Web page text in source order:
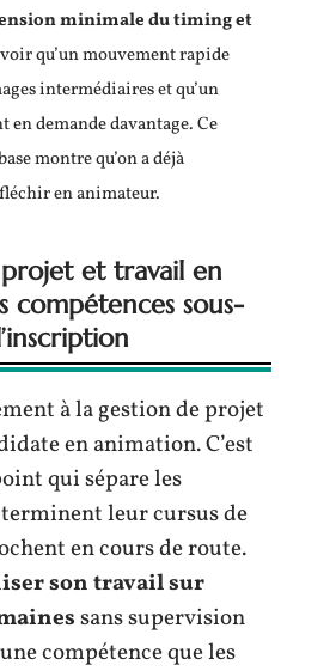
minimale du timing et
qu’un mouvement rapide
intermédiaires et qu’un
en demande davantage. Ce
montre qu’on a déjà
en animateur.
et travail en
compétences sous-
à la gestion de projet
en animation. C’est
qui sépare les
leur cursus de
en cours de route.
son travail sur
sans supervision
compétence que les